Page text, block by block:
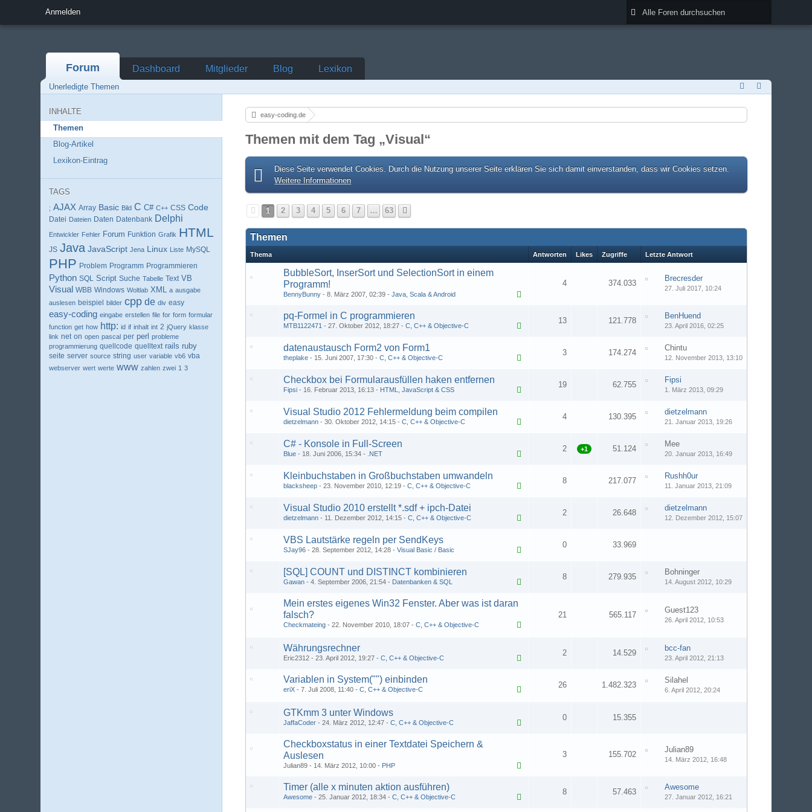
Anmelden
Forum Dashboard Mitglieder Blog Lexikon
Unerledigte Themen
INHALTE
Themen
Blog-Artikel
Lexikon-Eintrag
TAGS
; AJAX Array Basic Bild C C# C++ CSS Code
Datei Dateien Daten Datenbank Delphi
Entwickler Fehler Forum Funktion Grafik HTML
JS Java JavaScript Jena Linux Liste MySQL
PHP Problem Programm Programmieren
Python SQL Script Suche Tabelle Text VB
Visual WBB Windows Woltlab XML a ausgabe
auslesen beispiel bilder cpp de div easy
easy-coding eingabe erstellen file for form formular
function get how http: id if inhalt int 2 jQuery klasse
link net on open pascal per perl
probleme
programmierung quellcode quelltext rails ruby
seite server source string user variable vb6 vba
webserver wert werte www zahlen zwei 1 3
easy-coding.de
Themen mit dem Tag „Visual“
Diese Seite verwendet Cookies. Durch die Nutzung unserer Seite erklären Sie sich damit einverstanden, dass wir Cookies setzen.
Weitere Informationen
1 2 3 4 5 6 7 … 63
Themen
Thema Antworten Likes Zugriffe Letzte Antwort
BubbleSort, InserSort und SelectionSort in einem
Programm!
BennyBunny 8. März 2007, 02:39 Java, Scala & Android
4 374.033
Brecresder
27. Juli 2017, 10:24
pq-Formel in C programmieren
MTB1122471 27. Oktober 2012, 18:27 C, C++ & Objective-C
13 121.778
BenHuend
23. April 2016, 02:25
datenaustausch Form2 von Form1
theplake 15. Juni 2007, 17:30 C, C++ & Objective-C
3 174.274
Chintu
12. November 2013, 13:10
Checkbox bei Formularausfüllen haken entfernen
Fipsi 16. Februar 2013, 16:13 HTML, JavaScript & CSS
19 62.755
Fipsi
1. März 2013, 09:29
Visual Studio 2012 Fehlermeldung beim compilen
dietzelmann 30. Oktober 2012, 14:15 C, C++ & Objective-C
4 130.395
dietzelmann
21. Januar 2013, 19:26
C# - Konsole in Full-Screen
Blue 18. Juni 2006, 15:34 .NET
2 +1 51.124
Mee
20. Januar 2013, 16:49
Kleinbuchstaben in Großbuchstaben umwandeln
blacksheep 23. November 2010, 12:19 C, C++ & Objective-C
8 217.077
Rushh0ur
11. Januar 2013, 21:09
Visual Studio 2010 erstellt *.sdf + ipch-Datei
dietzelmann 11. Dezember 2012, 14:15 C, C++ & Objective-C
2 26.648
dietzelmann
12. Dezember 2012, 15:07
VBS Lautstärke regeln per SendKeys
SJay96 28. September 2012, 14:28 Visual Basic / Basic
0 33.969
[SQL] COUNT und DISTINCT kombinieren
Gawan 4. September 2006, 21:54 Datenbanken & SQL
8 279.935
Bohninger
14. August 2012, 10:29
Mein erstes eigenes Win32 Fenster. Aber was ist daran
falsch?
Checkmateing 22. November 2010, 18:07 C, C++ & Objective-C
21 565.117
Guest123
26. April 2012, 10:53
Währungsrechner
Eric2312 23. April 2012, 19:27 C, C++ & Objective-C
2 14.529
bcc-fan
23. April 2012, 21:13
Variablen in System("") einbinden
eriX 7. Juli 2008, 11:40 C, C++ & Objective-C 26 1.482.323
Silahel
6. April 2012, 20:24
GTKmm 3 unter Windows
JaffaCoder 24. März 2012, 12:47 C, C++ & Objective-C
0 15.355
Checkboxstatus in einer Textdatei Speichern &
Auslesen
Julian89 14. März 2012, 10:00 PHP
3 155.702
Julian89
14. März 2012, 16:48
Timer (alle x minuten aktion ausführen)
Awesome 25. Januar 2012, 18:34 C, C++ & Objective-C
8 57.463
Awesome
27. Januar 2012, 16:21